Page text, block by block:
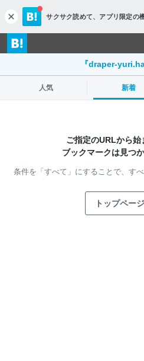
c
l
o
s
サクサク読めて、 アプリ限定の
『draper-
人気 新着
ご指定のURLから始
ブックマークは見つ
条件を「すべて」にすることで、 す
トップペー